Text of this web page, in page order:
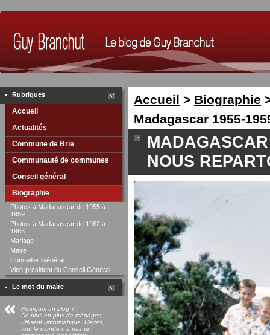
Rubriques
Accueil
Actualités
Commune de Brie
Communauté de communes
Conseil général
Biographie
Photos à Madagascar de 1955 à
1959
Photos à Madagascar de 1962 à
1965
Mariage
Maire
Conseiller Général
Vice-président du Conseil Général
Le mot du maire
Pourquoi un blog ?
De plus en plus de ménages
utilisent l'informatique. Certes,
tout le monde n'a pas un
Accueil > Biographie
Madagascar 1955-
NOUS